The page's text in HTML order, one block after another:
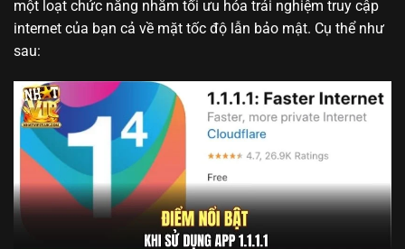
một loạt chức năng nhằm tối ưu hóa trải nghiệm truy cập
internet của bạn cả về mặt tốc độ lẫn bảo mật. Cụ thể như
sau: